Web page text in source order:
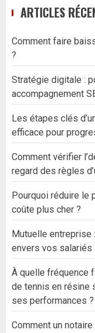
ARTICLES
Comment faire
?
Stratégie digitale :
accompagnement
Les étapes clés
efficace pour
Comment vérifier
regard des règles
Pourquoi réduire le
coûte plus cher ?
Mutuelle entreprise
envers vos salariés
À quelle fréquence
de tennis en résine
ses performances ?
Comment un